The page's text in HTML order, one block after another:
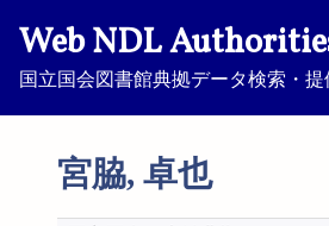
Web NDL
国立国会図書館典拠データ検索・提
宮脇, 卓也